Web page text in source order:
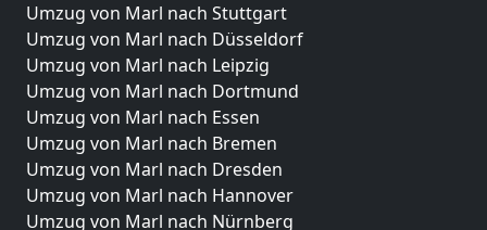
Umzug von Marl nach Stuttgart
Umzug von Marl nach Düsseldorf
Umzug von Marl nach Leipzig
Umzug von Marl nach Dortmund
Umzug von Marl nach Essen
Umzug von Marl nach Bremen
Umzug von Marl nach Dresden
Umzug von Marl nach Hannover
Umzug von Marl nach Nürnberg